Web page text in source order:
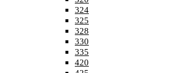
324
325
328
330
335
420